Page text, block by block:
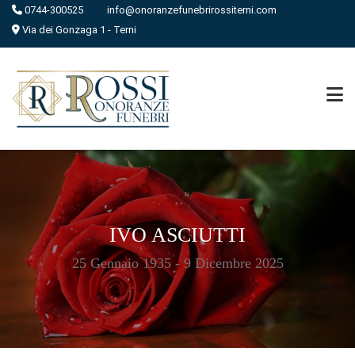
0744-300525
info@onoranzefunebrirossiterni.com
Via dei Gonzaga 1 - Terni
IVO ASCIUTTI
25 Gennaio 1935 - 9 Dicembre 2025